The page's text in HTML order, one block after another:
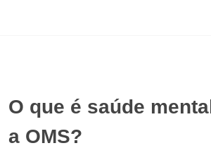
O que é saúde
a OMS?